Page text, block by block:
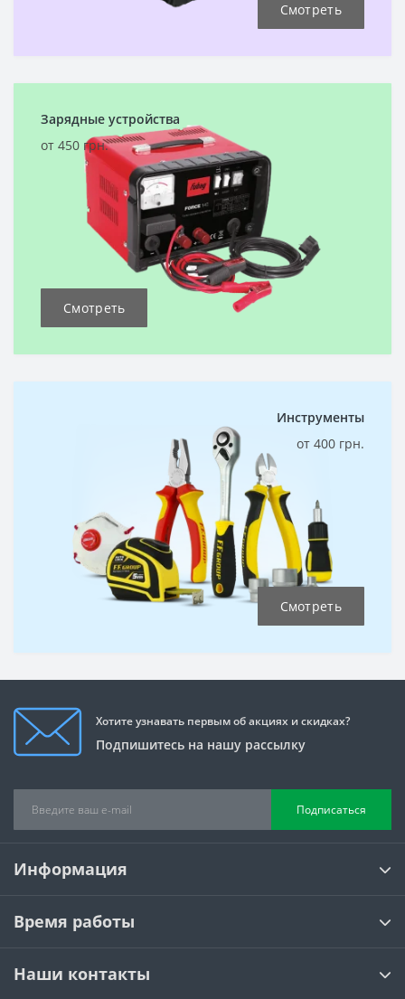
Смотреть
Зарядные устройства
от 450 грн.
Смотреть
Инструменты
от 400 грн.
Смотреть
Хотите узнавать первым об акциях и скидках?
Подпишитесь на нашу рассылку
Подписаться
Информация
Время работы
Наши контакты